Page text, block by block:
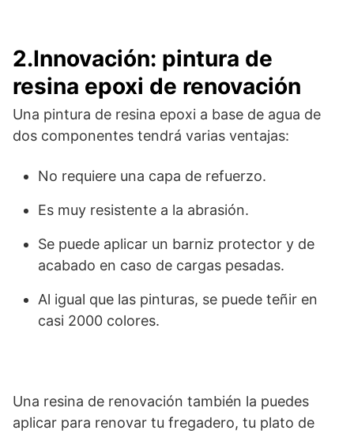
2.Innovación: pintura de
resina epoxi de renovación
Una pintura de resina epoxi a base de agua de
dos componentes tendrá varias ventajas:
No requiere una capa de refuerzo.
Es muy resistente a la abrasión.
Se puede aplicar un barniz protector y de
acabado en caso de cargas pesadas.
Al igual que las pinturas, se puede teñir en
casi 2000 colores.
Una resina de renovación también la puedes
aplicar para renovar tu fregadero, tu plato de